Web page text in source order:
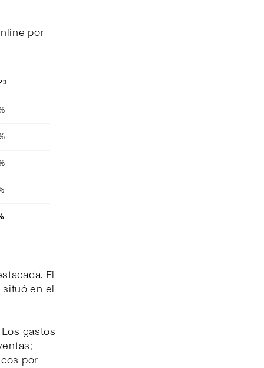
por
El
situó en el
gastos
por